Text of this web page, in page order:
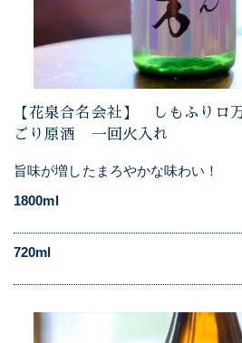
【花泉合名会社】 しもふり
ごり原酒 一回火入れ
旨味が増したまろやかな味わい！
1800ml
720ml